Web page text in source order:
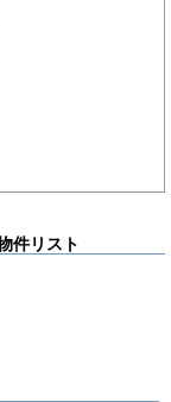
件リスト